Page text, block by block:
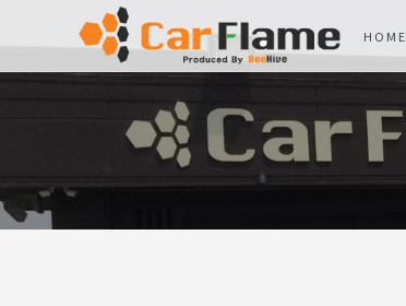
HOME